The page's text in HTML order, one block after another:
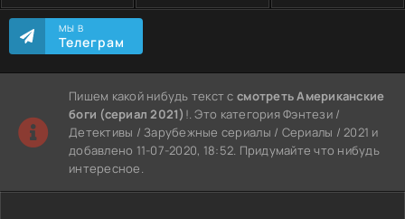
МЫ В
Телеграм
Пишем какой нибудь текст ссмотреть Американские
боги (сериал 2021) !. Это категория Фэнтези /
Детективы / Зарубежные сериалы / Сериалы / 2021 и
добавлено 11-07-2020, 18:52. Придумайте что нибудь
интересное.